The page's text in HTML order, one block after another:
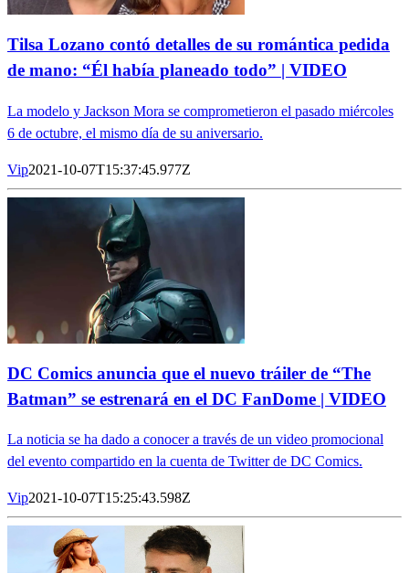
Tilsa Lozano contó detalles de su romántica pedida
de mano: “Él había planeado todo” | VIDEO
La modelo y Jackson Mora se comprometieron el pasado miércoles
6 de octubre, el mismo día de su aniversario.
Vip2021-10-07T15:37:45.977Z
DC Comics anuncia que el nuevo tráiler de “The
Batman” se estrenará en el DC FanDome | VIDEO
La noticia se ha dado a conocer a través de un video promocional
del evento compartido en la cuenta de Twitter de DC Comics.
Vip2021-10-07T15:25:43.598Z